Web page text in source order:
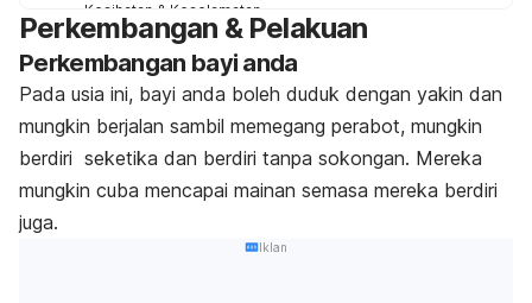
Kesihatan & Keselamatan
Kerisauan Saya
Perkembangan & Pelakuan
Perkembangan bayi anda
Pada usia ini, bayi anda boleh duduk dengan yakin dan
mungkin berjalan sambil memegang perabot, mungkin
berdiri seketika dan berdiri tanpa sokongan. Mereka
mungkin cuba mencapai mainan semasa mereka berdiri
juga.
Iklan